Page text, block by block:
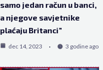
samo jedan račun u banci,
a njegove savjetnike
plaćaju Britanci”
dec 14, 2023 3 godine ago